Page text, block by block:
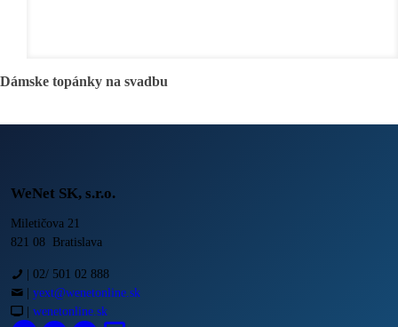
Dámske topánky na svadbu
WeNet SK, s.r.o.
Miletičova 21
821 08 Bratislava
02/ 501 02 888
yext@wenetonline.sk
wenetonline.sk